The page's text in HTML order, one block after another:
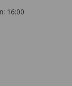
16:00